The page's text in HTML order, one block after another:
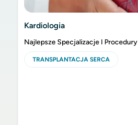
Kardiologia
Najlepsze Specjalizacje I Procedury
TRANSPLANTACJA SERCA